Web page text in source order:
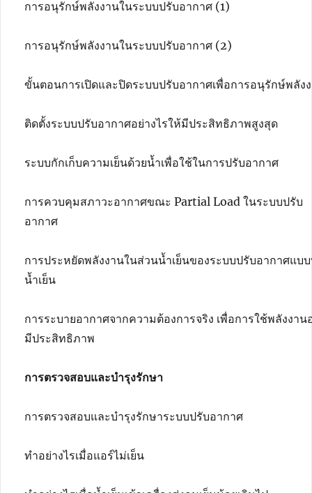
การอนุรักษ์พลังงานในระบบปรับอากาศ (1)
การอนุรักษ์พลังงานในระบบปรับอากาศ (2)
ขั้นตอนการเปิดและปิดระบบปรับอากาศเพื่อการอนุรักษ์พลัง
ติดตั้งระบบปรับอากาศอย่างไรให้มีประสิทธิภาพสูงสุด
ระบบกักเก็บความเย็นด้วยน้ำเพื่อใช้ในการปรับอากาศ
การควบคุมสภาวะอากาศขณะ Partial Load ในระบบปรับ
อากาศ
การประหยัดพลังงานในส่วนน้ำเย็นของระบบปรับอากาศแบ
น้ำเย็น
การระบายอากาศจากความต้องการจริง เพื่อการใช้พลังงาน
มีประสิทธิภาพ
การตรวจสอบและบำรุงรักษา
การตรวจสอบและบำรุงรักษาระบบปรับอากาศ
ทำอย่างไรเมื่อแอร์ไม่เย็น